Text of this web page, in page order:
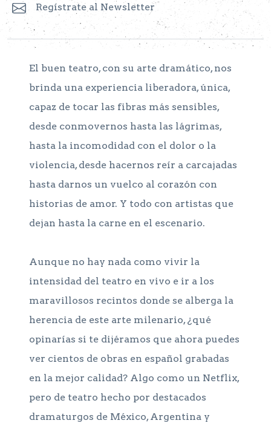
Regístrate al Newsletter
El buen teatro, con su arte dramático, nos
brinda una experiencia liberadora, única,
capaz de tocar las fibras más sensibles,
desde conmovernos hasta las lágrimas,
hasta la incomodidad con el dolor o la
violencia, desde hacernos reír a carcajadas
hasta darnos un vuelco al corazón con
historias de amor. Y todo con artistas que
dejan hasta la carne en el escenario.
Aunque no hay nada como vivir la
intensidad del teatro en vivo e ir a los
maravillosos recintos donde se alberga la
herencia de este arte milenario, ¿qué
opinarías si te dijéramos que ahora puedes
ver cientos de obras en español grabadas
en la mejor calidad? Algo como un Netflix,
pero de teatro hecho por destacados
dramaturgos de México, Argentina y